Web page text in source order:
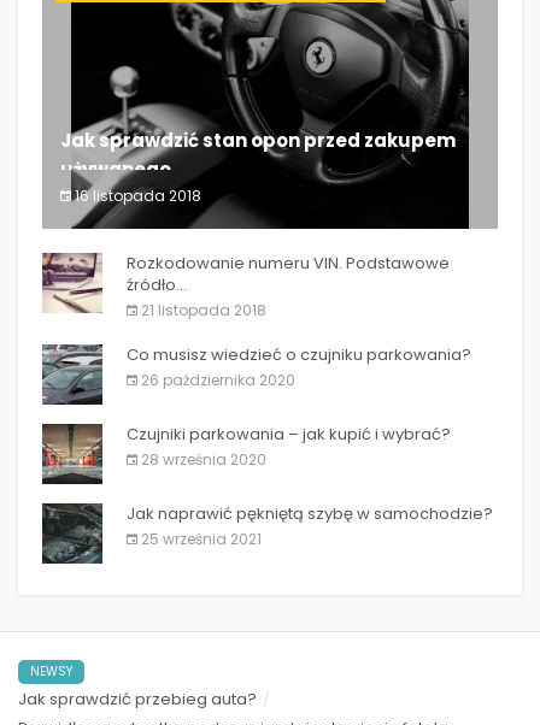
Jak sprawdzić stan opon przed zakupem
używanego...
16 listopada 2018
Jak sprawdzić stan opon przed zakupem
Rozkodowanie numeru VIN. Podstawowe
źródło...
21 listopada 2018
Co musisz wiedzieć o czujniku parkowania?
26 października 2020
Czujniki parkowania – jak kupić i wybrać?
28 września 2020
Jak naprawić pękniętą szybę w samochodzie?
25 września 2021
NEWSY
Jak sprawdzić przebieg auta?